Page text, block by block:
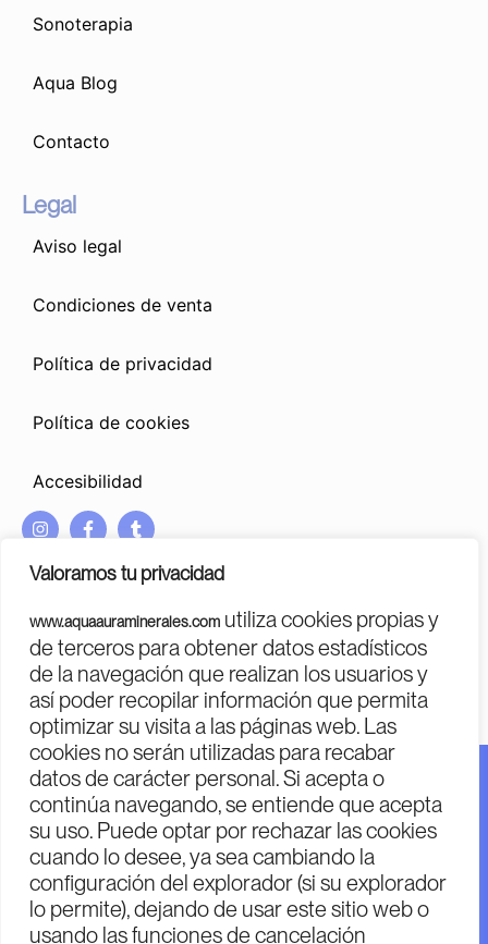
Valoramos tu privacidad
www.aquaauraminerales.com utiliza cookies propias y
de terceros para obtener datos estadísticos
de la navegación que realizan los usuarios y
así poder recopilar información que permita
optimizar su visita a las páginas web. Las
cookies no serán utilizadas para recabar
datos de carácter personal. Si acepta o
continúa navegando, se entiende que acepta
su uso. Puede optar por rechazar las cookies
cuando lo desee, ya sea cambiando la
configuración del explorador (si su explorador
lo permite), dejando de usar este sitio web o
usando las funciones de cancelación
Sonoterapia
Aqua Blog
Contacto
Legal
Aviso legal
Condiciones de venta
Política de privacidad
Política de cookies
Accesibilidad
I
n
s
t
g
r
a
m
F
a
c
e
o
o
k
-
f
T
u
m
b
r
PROGRAMA KIT DIGITAL COFINANCIADO POR LOS FONDOS
NEXT GENERATION (EU)
DEL MECANISMO DE RECUPERACIÓN Y RESILENCIA
Financiado por la Unión Europea – Next Generation EU.
Financiado por la Unión Europea – Next Generation EU.
Sin embargo, los puntos de vista y las opiniones
expresadas son únicamente los del autor o autores y no
reflejan necesariamente los de la Unión Europea o la
Comisión Europea. Ni la Unión Europea ni la Comisión